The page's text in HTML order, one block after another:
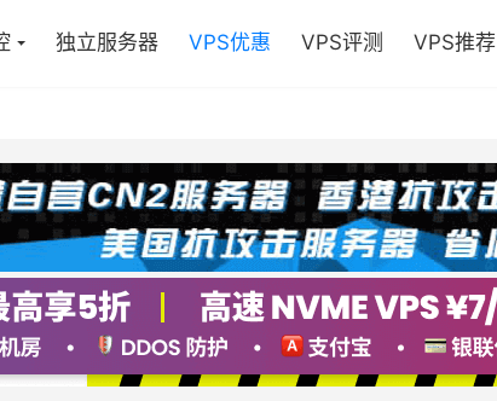
独立服务器 VPS优惠 VPS评测 VPS推荐